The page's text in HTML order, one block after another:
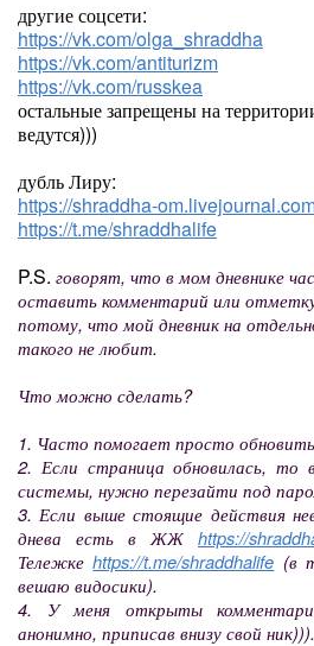
другие соцсети:
https://vk.com/olga_shraddha
https://vk.com/antiturizm
https://vk.com/russkea
остальные запрещены на
ведутся)))
дубль Лиру:
https://shraddha-
https://t.me/shraddhalife
P.S. говорят, что в мом дневнике
оставить комментарий или
потому, что мой дневник на
такого не любит.
Что можно сделать?
1. Часто помогает просто
2. Если страница обновилась,
системы, нужно перезайти под
3. Если выше стоящие действия
днева есть в ЖЖ https://
Тележкеhttps://t.me/shraddhalife (в
вешаю видосики).
4. У меня открыты
анонимно, приписав внизу свой ник))).